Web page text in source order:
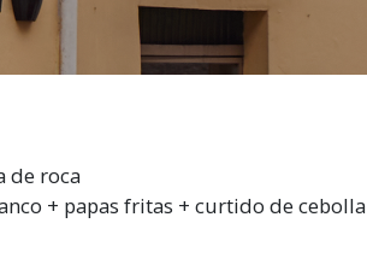
de roca
+ papas fritas + curtido de cebolla